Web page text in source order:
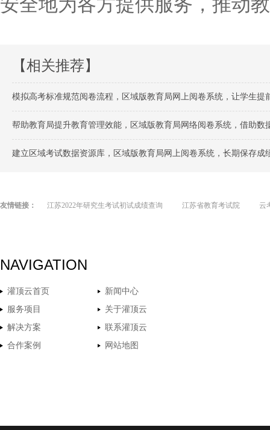
【相关推荐】
模拟高考标准规范阅卷流程，区域版教育局网上阅卷系统，让学生
帮助教育局提升教育管理效能，区域版教育局网络阅卷系统，借助数
建立区域考试数据资源库，区域版教育局网上阅卷系统，长期保存
友情链接： 江苏2022年研究生考试初试成绩查询 江苏省教育考试院 云
NAVIGATION
灌顶云首页
新闻中心
服务项目
关于灌顶云
解决方案
联系灌顶云
合作案例
网站地图